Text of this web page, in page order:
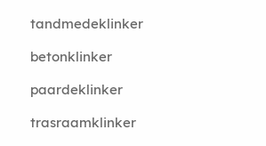
tandmedeklinker
betonklinker
paardeklinker
trasraamklinker